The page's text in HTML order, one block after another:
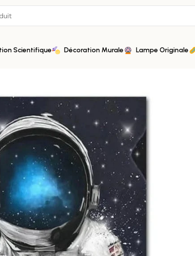
Scientifique Décoration Murale Lampe Originale